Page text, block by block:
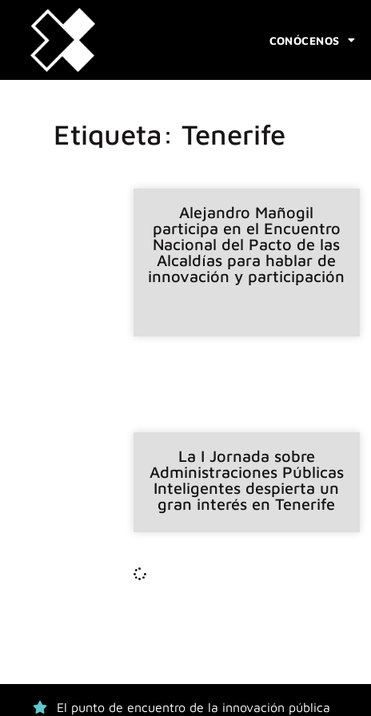
CONÓCENOS
Etiqueta: Tenerife
Alejandro Mañogil
participa en el Encuentro
Nacional del Pacto de las
Alcaldías para hablar de
innovación y participación
La I Jornada sobre
Administraciones Públicas
Inteligentes despierta un
gran interés en Tenerife
El punto de encuentro de la innovación pública